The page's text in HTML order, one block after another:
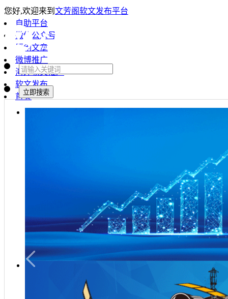
您好,欢迎来到 文芳阁软文发布平台
自助平台
微信公众号
原创文章
微博推广
海外软文推广
软文发布
首页